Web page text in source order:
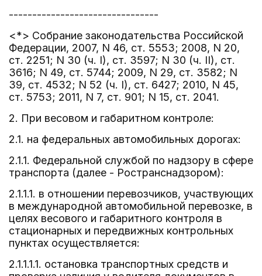
--------------------------------
<*> Собрание законодательства Российской
Федерации, 2007, N 46, ст. 5553; 2008, N 20,
ст. 2251; N 30 (ч. I), ст. 3597; N 30 (ч. II), ст.
3616; N 49, ст. 5744; 2009, N 29, ст. 3582; N
39, ст. 4532; N 52 (ч. I), ст. 6427; 2010, N 45,
ст. 5753; 2011, N 7, ст. 901; N 15, ст. 2041.
2. При весовом и габаритном контроле:
2.1. на федеральных автомобильных дорогах:
2.1.1. Федеральной службой по надзору в сфере
транспорта (далее - Ространснадзором):
2.1.1.1. в отношении перевозчиков, участвующих
в международной автомобильной перевозке, в
целях весового и габаритного контроля в
стационарных и передвижных контрольных
пунктах осуществляется:
2.1.1.1.1. остановка транспортных средств и